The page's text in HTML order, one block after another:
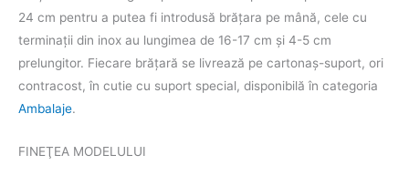
24 cm pentru a putea fi introdusă brăţara pe mână, cele cu
terminații din inox au lungimea de 16-17 cm și 4-5 cm
prelungitor. Fiecare brăţară se livrează pe cartonaş-suport, ori
contracost, în cutie cu suport special, disponibilă în categoria
Ambalaje.
FINEŢEA MODELULUI